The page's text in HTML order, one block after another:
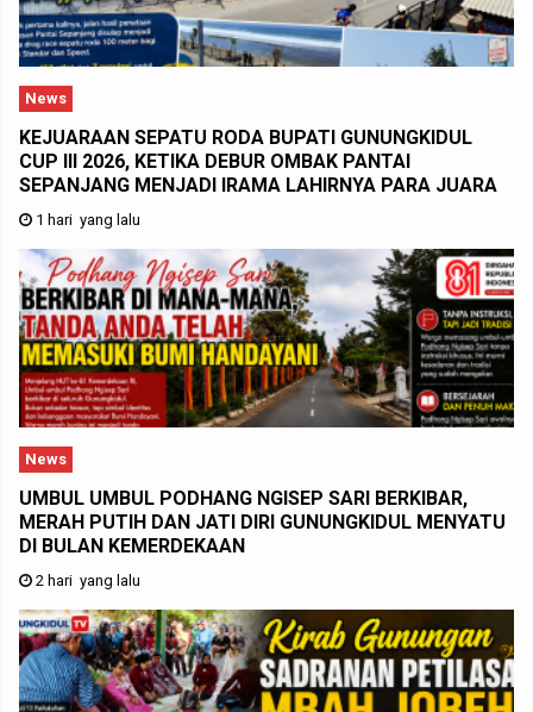
News
KEJUARAAN SEPATU RODA BUPATI GUNUNGKIDUL
CUP III 2026, KETIKA DEBUR OMBAK PANTAI
SEPANJANG MENJADI IRAMA LAHIRNYA PARA JUARA
1 hari yang lalu
News
UMBUL UMBUL PODHANG NGISEP SARI BERKIBAR,
MERAH PUTIH DAN JATI DIRI GUNUNGKIDUL MENYATU
DI BULAN KEMERDEKAAN
2 hari yang lalu